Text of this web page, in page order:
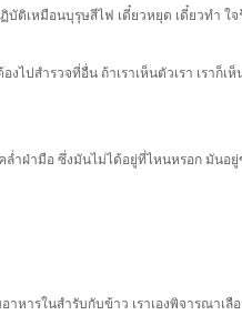
เหมือนบุรุษสีไฟ เดี๋ยวหยุด เดี๋ยวทำ ใจ
ไปสำรวจที่อื่น ถ้าเราเห็นตัวเรา เราก็
ฝ่ามือ ซึ่งมันไม่ได้อยู่ที่ไหนหรอก มันอยู่
หารในสำรับกับข้าว เราเองพิจารณาเ